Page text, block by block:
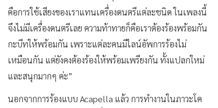
คือการใช้เสียงของเราแทนเครื่องดนตรีแต่ละชนิด ในเพลงนี้
จึงไม่มีเครื่องดนตรีเลย ความท้าทายก็คือเราต้องร้องพร้อมกัน
กะบีทให้พร้อมกัน เพราะแต่ละคนมีไลน์อัพการร้องไม่
เหมือนกัน แต่ยังคงต้องร้องให้พร้อมเพรียงกัน ทั้งแปลกใหม่
และสนุกมากๆ ค่ะ”
นอกจากการร้องแบบ Acapella แล้ว การทำงานในภาวะโค